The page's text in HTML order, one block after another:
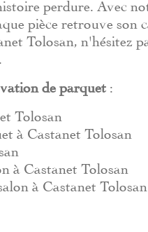
perdure. Avec
pièce retrouve son
Tolosan, n'hésitez
de parquet :
Tolosan
à Castanet Tolosan
à Castanet Tolosan
à Castanet Tolosan